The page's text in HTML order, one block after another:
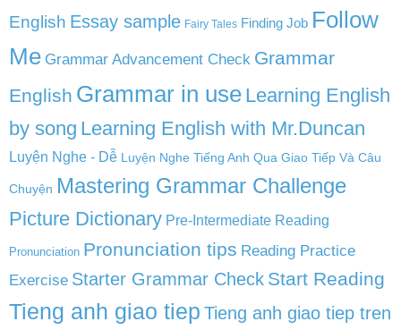
English Essay sample Fairy Tales Finding Job Follow
Me Grammar Advancement Check Grammar
English Grammar in use Learning English
by song Learning English with Mr.Duncan
Luyện Nghe - Dễ Luyện Nghe Tiếng Anh Qua Giao Tiếp Và Câu
Chuyện Mastering Grammar Challenge
Picture Dictionary Pre-Intermediate Reading
Pronunciation Pronunciation tips Reading Practice
Exercise Starter Grammar Check Start Reading
Tieng anh giao tiep Tieng anh giao tiep tren